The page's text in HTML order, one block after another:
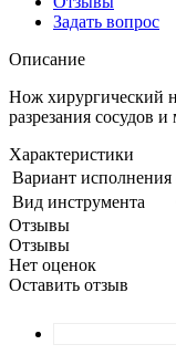
Задать вопрос
Описание
Нож хирургический
разрезания сосудов
Характеристики
Вариант исполнения
Вид инструмента
Отзывы
Отзывы
Нет оценок
Оставить отзыв